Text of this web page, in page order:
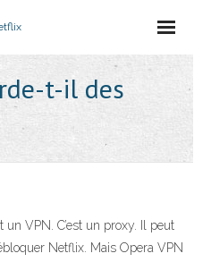
t-il des
un VPN. C’est un proxy. Il peut
Netflix. Mais Opera VPN